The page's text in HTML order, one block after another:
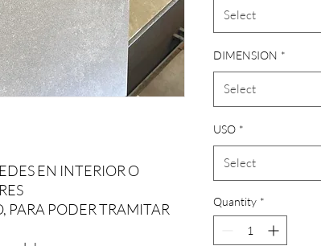
EN INTERIOR O
PARA PODER TRAMITAR
Select
DIMENSION *
Select
USO *
Select
Quantity *